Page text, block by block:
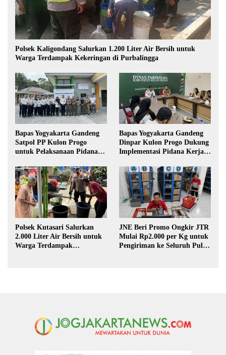
Polsek Kaligondang Salurkan 1.200 Liter Air Bersih untuk
Warga Terdampak Kekeringan di Purbalingga
Bapas Yogyakarta Gandeng
Satpol PP Kulon Progo
untuk Pelaksanaan Pidana
Bapas Yogyakarta Gandeng
Dinpar Kulon Progo Dukung
Implementasi Pidana Kerja
Polsek Kutasari Salurkan
2.000 Liter Air Bersih untuk
Warga Terdampak
JNE Beri Promo Ongkir JTR
Mulai Rp2.000 per Kg untuk
Pengiriman ke Seluruh Pulau